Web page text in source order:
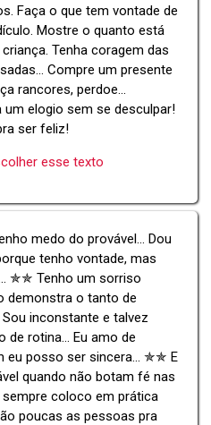
Faça o que tem vontade de
Mostre o quanto está
Tenha coragem das
Compre um presente
rancores, perdoe...
um elogio sem se desculpar!
ser feliz!
esse texto
medo do provável... Dou
tenho vontade, mas
✯✯ Tenho um sorriso
demonstra o tanto de
inconstante e talvez
rotina... Eu amo de
eu posso ser sincera... ✯✯ E
quando não botam fé nas
coloco em prática
poucas as pessoas pra